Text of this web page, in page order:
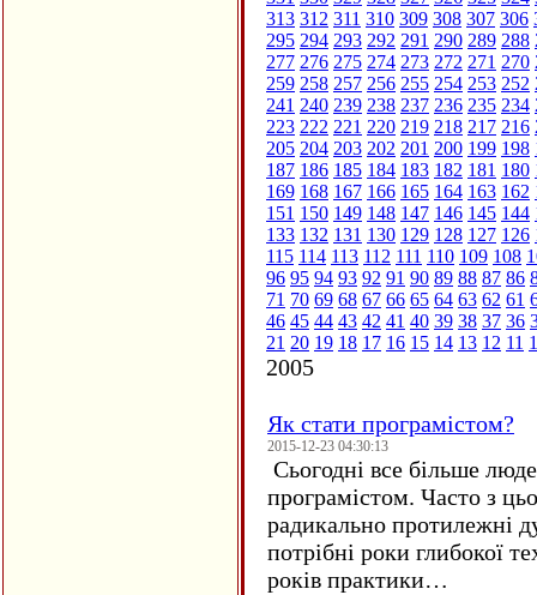
313 312 311 310 309 308 307 306
295 294 293 292 291 290 289 288
277 276 275 274 273 272 271 270
259 258 257 256 255 254 253 252
241 240 239 238 237 236 235 234
223 222 221 220 219 218 217 216
205 204 203 202 201 200 199 198
187 186 185 184 183 182 181 180
169 168 167 166 165 164 163 162
151 150 149 148 147 146 145 144
133 132 131 130 129 128 127 126
115 114 113 112 111 110 109 108
96 95 94 93 92 91 90 89 88 87 86
71 70 69 68 67 66 65 64 63 62 61
46 45 44 43 42 41 40 39 38 37 36
21 20 19 18 17 16 15 14 13 12 11
2005
Як стати програмістом?
2015-12-23 04:30:13
Сьогодні все більше
програмістом. Часто з
радикально протилежні
потрібні роки глибокої
років практики…